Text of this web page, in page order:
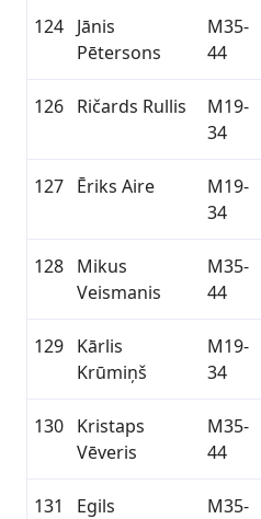
124 Jānis
Pētersons
M35-
44
126 Ričards Rullis
M19-
34
127 Ēriks Aire
M19-
34
128 Mikus
Veismanis
M35-
44
129 Kārlis
Krūmiņš
M19-
34
130 Kristaps
Vēveris
M35-
44
131
Egils
M35-